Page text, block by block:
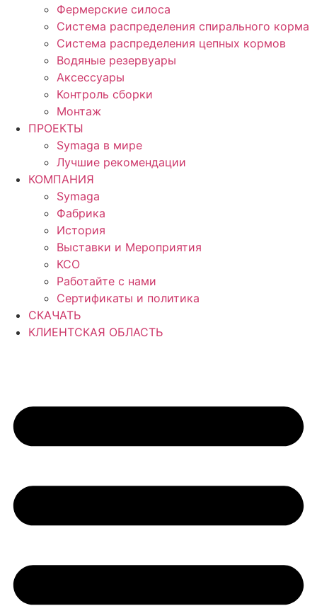
Фермерские силоса
Система распределения спирального корма
Система распределения цепных кормов
Водяные резервуары
Аксессуары
Контроль сборки
Монтаж
ПРОЕКТЫ
Symaga в мире
Лучшие рекомендации
КОМПАНИЯ
Symaga
Фабрика
История
Выставки и Мероприятия
КСО
Работайте с нами
Сертификаты и политика
СКАЧАТЬ
КЛИЕНТСКАЯ ОБЛАСТЬ